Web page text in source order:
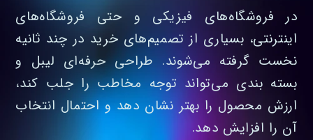
در فروشگاه‌های فیزیکی و حتی فروشگاه‌های
اینترنتی، بسیاری از تصمیم‌های خرید در چند ثانیه
نخست گرفته می‌شوند. طراحی حرفه‌ای لیبل و
بسته‌ بندی می‌تواند توجه مخاطب را جلب کند،
ارزش محصول را بهتر نشان دهد و احتمال انتخاب
آن را افزایش دهد.